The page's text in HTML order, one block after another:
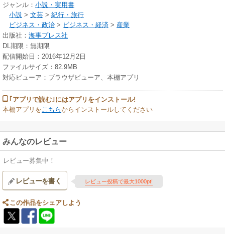
ジャンル： 小説・実用書
小説 > 文芸 > 紀行・旅行
ビジネス・政治 > ビジネス・経済 > 産業
出版社： 海事プレス社
DL期限：無期限
配信開始日：2016年12月2日
ファイルサイズ：82.9MB
対応ビューア：ブラウザビューア、本棚アプリ
｢アプリで読む｣にはアプリをインストール!
本棚アプリを こちらからインストールしてください
みんなのレビュー
レビュー募集中！
レビューを書く レビュー投稿で最大1000pt!
この作品をシェアしよう